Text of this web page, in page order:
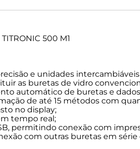
500 M1
e unidades intercambiáveis
as buretas de vidro
automático de buretas e
de até 15 métodos com
no display;
tempo real;
permitindo conexão com
com outras buretas em série